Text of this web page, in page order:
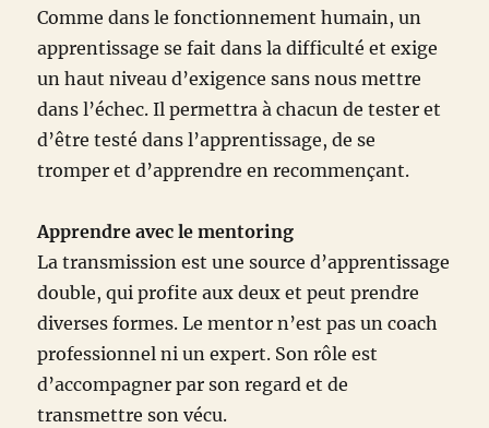
Comme dans le fonctionnement humain, un
apprentissage se fait dans la difficulté et exige
un haut niveau d’exigence sans nous mettre
dans l’échec. Il permettra à chacun de tester et
d’être testé dans l’apprentissage, de se
tromper et d’apprendre en recommençant.
Apprendre avec le mentoring
La transmission est une source d’apprentissage
double, qui profite aux deux et peut prendre
diverses formes. Le mentor n’est pas un coach
professionnel ni un expert. Son rôle est
d’accompagner par son regard et de
transmettre son vécu.